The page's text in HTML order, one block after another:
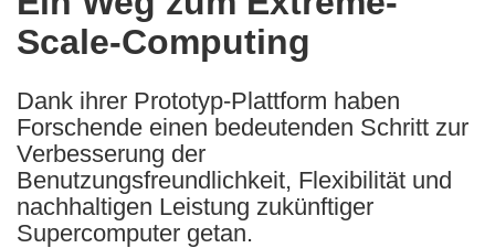
the
following
languages:
Scale-Computing
Dank ihrer Prototyp-Plattform haben
Forschende einen bedeutenden Schritt zur
Verbesserung der
Benutzungsfreundlichkeit, Flexibilität und
nachhaltigen Leistung zukünftiger
Supercomputer getan.